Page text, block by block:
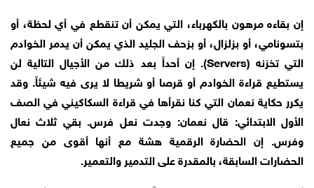
إن بقاءه مرهون بالكهرباء، التي يمكن أن تنقطع في أي لحظة، أو
بتسونامي، أو بزلزال، أو بزحف الجليد الذي يمكن أن يدمر الخوادم
التي تخزنه (Servers). إن أحداً بعد ذلك من الأجيال التالية لن
يستطيع قراءة الخوادم أو قرصا أو شريطا لا يرى فيه شيئاً. وقد
يكرر حكاية نعمان التي كنا نقرأها في قراءة السكاكيني في الصف
الأول الابتدائي: قال نعمان: وجدت نعل فرس. بقي ثلاث نعال
وفرس. إن الحضارة الرقمية هشة مع أنها أقوى من جميع
الحضارات السابقة، بالمقدرة على التدمير والتعمير.